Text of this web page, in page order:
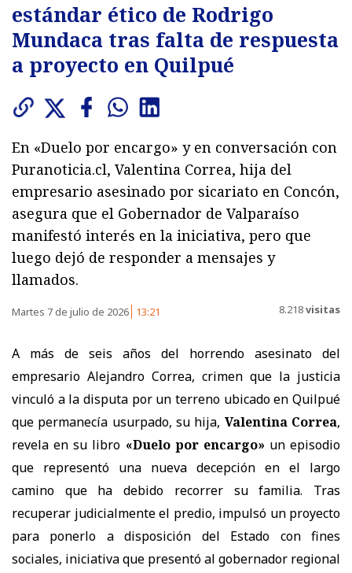
estándar ético de Rodrigo
Mundaca tras falta de respuesta
a proyecto en Quilpué
En «Duelo por encargo» y en conversación con
Puranoticia.cl, Valentina Correa, hija del
empresario asesinado por sicariato en Concón,
asegura que el Gobernador de Valparaíso
manifestó interés en la iniciativa, pero que
luego dejó de responder a mensajes y
llamados.
Martes 7 de julio de 2026 13:21 8.218visitas
A más de seis años del horrendo asesinato del
empresario Alejandro Correa, crimen que la justicia
vinculó a la disputa por un terreno ubicado en Quilpué
que permanecía usurpado, su hija, Valentina Correa,
revela en su libro «Duelo por encargo» un episodio
que representó una nueva decepción en el largo
camino que ha debido recorrer su familia. Tras
recuperar judicialmente el predio, impulsó un proyecto
para ponerlo a disposición del Estado con fines
sociales, iniciativa que presentó al gobernador regional